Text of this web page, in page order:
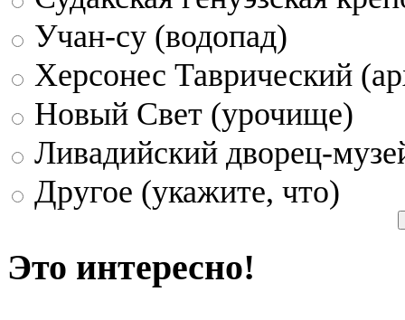
Учан-су (водопад)
Херсонес Таврический
Новый Свет (урочище)
Ливадийский дворец-
Другое (укажите, что)
Это интересно!